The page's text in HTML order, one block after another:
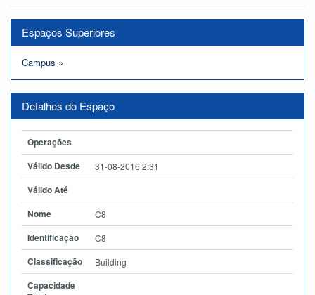
Espaços Superiores
Campus »
Detalhes do Espaço
Operações
Válido Desde
31-08-2016 2:31
Válido Até
Nome
C8
Identificação C8
Classificação Building
Capacidade